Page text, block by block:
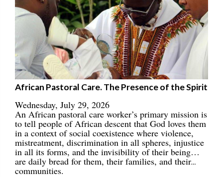
African Pastoral Care. The Presence of the Spirit
Wednesday, July 29, 2026
An African pastoral care worker’s primary mission is
to tell people of African descent that God loves them
in a context of social coexistence where violence,
mistreatment, discrimination in all spheres, injustice
in all its forms, and the invisibility of their being…
are daily bread for them, their families, and their
communities.